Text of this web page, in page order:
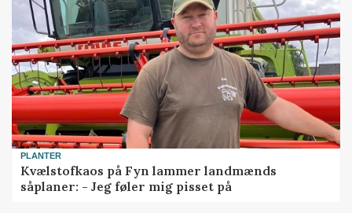
PLANTER
Kvælstofkaos på Fyn lammer landmænds
såplaner: - Jeg føler mig pisset på